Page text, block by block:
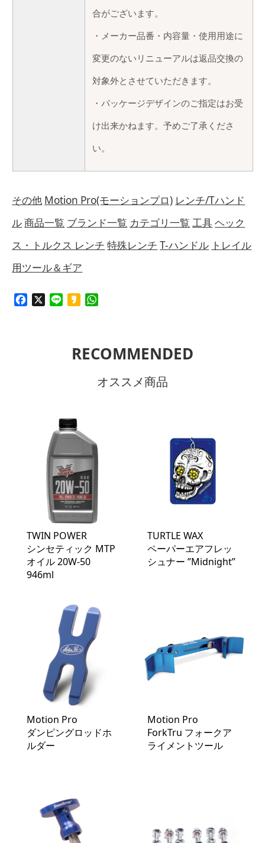
合がございます。
・メーカー品番・内容量・使用用途に
変更のないリニューアルは返品交換の
対象外とさせていただきます。
・パッケージデザインのご指定はお受
け出来かねます。予めご了承くださ
い。
その他 Motion Pro(モーションプロ) レンチ/Tハンド
ル商品一覧 ブランド一覧 カテゴリ一覧 工具ヘック
ス・トルクス レンチ 特殊レンチ T-ハンドル トレイル
用ツール＆ギア
Facebook Line Kakao
RECOMMENDED
オススメ商品
TWIN POWER
シンセティック MTP
オイル 20W-50
946ml
TURTLE WAX
ペーパーエアフレッ
シュナー ”Midnight”
Motion Pro
ダンピングロッドホ
ルダー
Motion Pro
ForkTru フォークア
ライメントツール